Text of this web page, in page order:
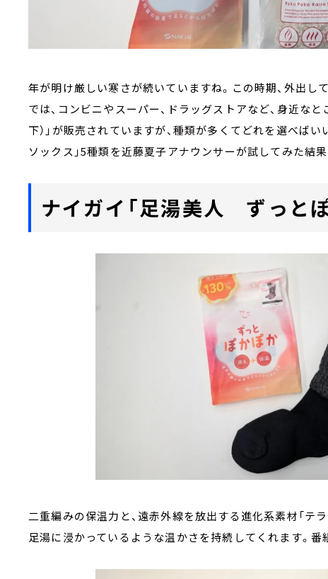
年が明け厳しい寒さが続いていますね。この時期、外出し
では、コンビニやスーパー、ドラッグストアなど、身近な
下）」が販売されていますが、種類が多くてどれを選べば
ソックス」5種類を近藤夏子アナウンサーが試してみた結
ナイガイ「足湯美人 ずっとぽ
二重編みの保温力と、遠赤外線を放出する進化系素材「テ
足湯に浸かっているような温かさを持続してくれます。番